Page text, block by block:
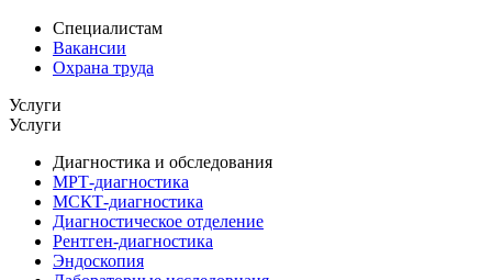
Специалистам
Вакансии
Охрана труда
Услуги
Услуги
Диагностика и обследования
МРТ-диагностика
МСКТ-диагностика
Диагностическое отделение
Рентген-диагностика
Эндоскопия